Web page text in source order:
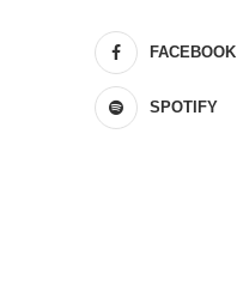
FACEBOOK
SPOTIFY